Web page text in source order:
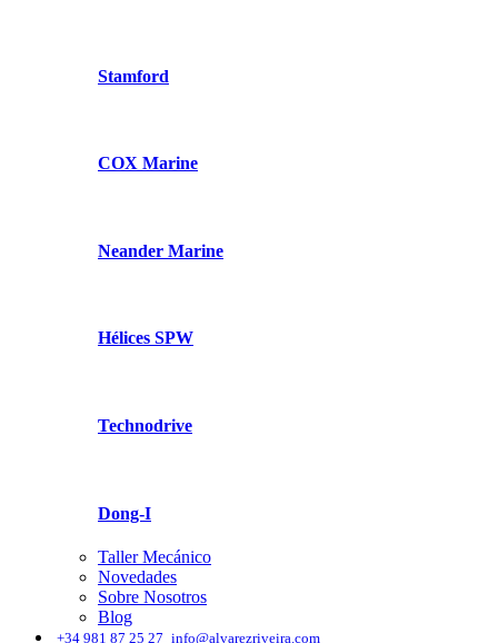
Stamford
COX Marine
Neander Marine
Hélices SPW
Technodrive
Dong-I
Taller Mecánico
Novedades
Sobre Nosotros
Blog
+34 981 87 25 27 info@alvarezriveira.com